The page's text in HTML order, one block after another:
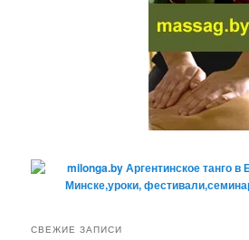
СВЕЖИЕ ЗАПИСИ